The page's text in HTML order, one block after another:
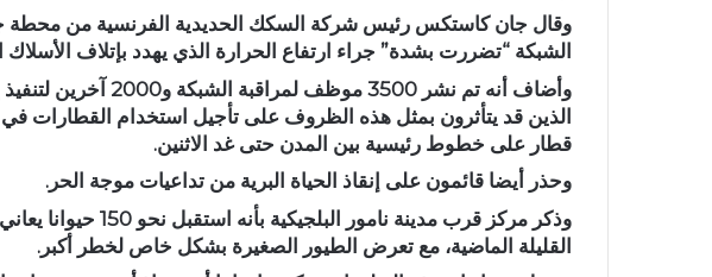
وقال جان كاستكس رئيس شركة السكك الحديدية الفرنسية ‌من محطة
الشبكة “تضررت بشدة” جراء ارتفاع الحرارة الذي يهدد بإتلاف الأسلاك
وأضاف أنه تم نشر 3500
قطار على خطوط رئيسية بين المدن حتى غد الاثنين.
وحذر أيضا قائمون على إنقاذ الحياة البرية من تداعيات موجة الحر.
وذكر مركز قرب مدينة نامور
القليلة الماضية، مع تعرض الطيور الصغيرة بشكل خاص لخطر أكبر.